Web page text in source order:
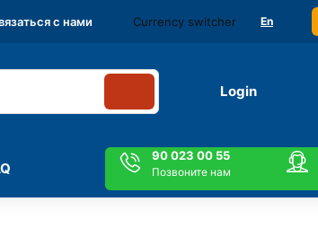
с нами Currency switcher En
Login
90 023 00 55
Позвоните нам